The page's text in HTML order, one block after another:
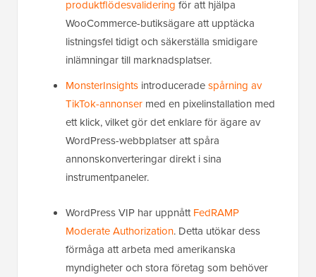
produktflödesvalidering för att hjälpa
WooCommerce-butiksägare att upptäcka
listningsfel tidigt och säkerställa smidigare
inlämningar till marknadsplatser.
MonsterInsights introduceradespårning av
TikTok-annonser med en pixelinstallation med
ett klick, vilket gör det enklare för ägare av
WordPress-webbplatser att spåra
annonskonverteringar direkt i sina
instrumentpaneler.
WordPress VIP har uppnåttFedRAMP
Moderate Authorization. Detta utökar dess
förmåga att arbeta med amerikanska
myndigheter och stora företag som behöver